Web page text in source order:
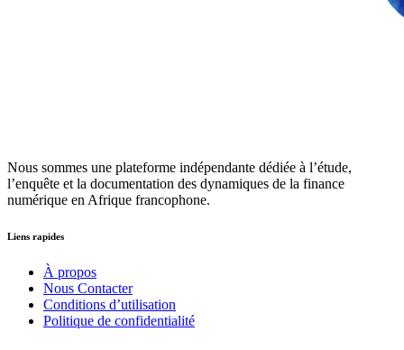
Nous sommes une plateforme indépendante dédiée à l’étude,
l’enquête et la documentation des dynamiques de la finance
numérique en Afrique francophone.
Liens rapides
À propos
Nous Contacter
Conditions d’utilisation
Politique de confidentialité